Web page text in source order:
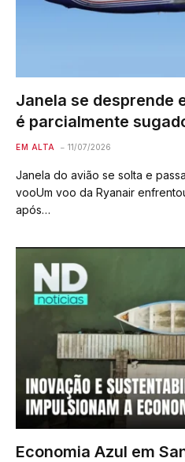
Janela se desprende
é parcialmente
EM ALTA 11/07/2026
Janela do avião se solta e
vooUm voo da Ryanair
após…
Economia Azul em